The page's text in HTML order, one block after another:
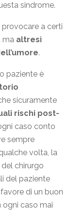
sindrome.
a certi
ma altresì
.
paziente è
sicuramente
rischi post-
caso conto
sempre
volta, la
chirurgo
del paziente
di un buon
ogni caso mai